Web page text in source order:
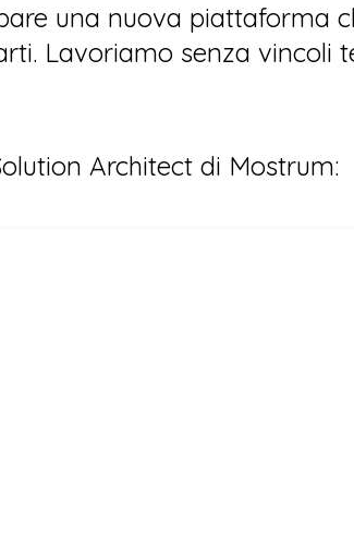
una nuova piattaforma
Lavoriamo senza vincoli
Architect di Mostrum: